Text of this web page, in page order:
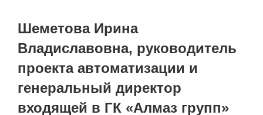
Шеметова Ирина
Владиславовна, руководитель
проекта автоматизации и
генеральный директор
входящей в ГК «Алмаз групп»